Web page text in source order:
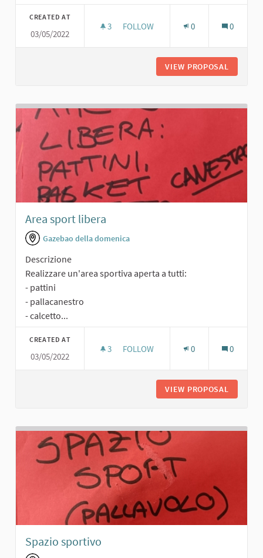
CREATED AT
03/05/2022
3 3 FOLLOWERS
FOLLOW 0 0
VIEW PROPOSAL
Area sport libera
Gazebao della domenica
Descrizione
Realizzare un'area sportiva aperta a tutti:
- pattini
- pallacanestro
- calcetto...
CREATED AT
03/05/2022
3 3 FOLLOWERS
FOLLOW 0 0
VIEW PROPOSAL
Spazio sportivo